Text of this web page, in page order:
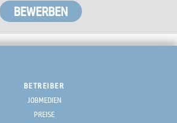
BETREIBER
JOBMEDIEN
PREISE